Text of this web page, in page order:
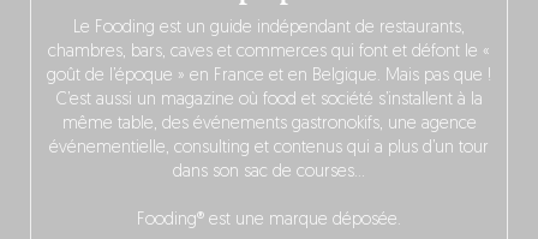
Le Fooding est un guide indépendant de restaurants,
chambres, bars, caves et commerces qui font et défont le «
goût de l’époque » en France et en Belgique. Mais pas que !
C’est aussi un magazine où food et société s’installent à la
même table, des événements gastronokifs, une agence
événementielle, consulting et contenus qui a plus d’un tour
dans son sac de courses…
Fooding® est une marque déposée.